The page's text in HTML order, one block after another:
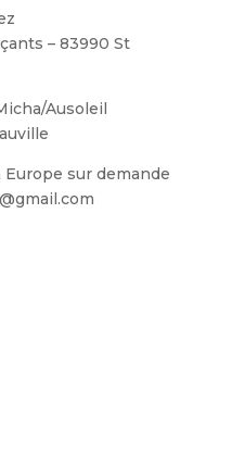
– 83990 St
Ausoleil
sur demande